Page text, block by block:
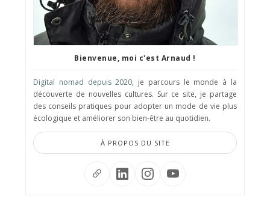
Bienvenue, moi c'est Arnaud !
Digital nomad depuis 2020, je parcours le monde à la
découverte de nouvelles cultures. Sur ce site, je partage
des conseils pratiques pour adopter un mode de vie plus
écologique et améliorer son bien-être au quotidien.
À PROPOS DU SITE